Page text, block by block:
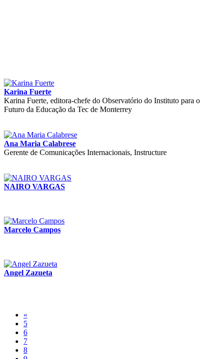
Karina Fuerte
Karina Fuerte, editora-chefe do Observatório do Instituto para o
Futuro da Educação da Tec de Monterrey
Ana Maria Calabrese
Gerente de Comunicações Internacionais, Instructure
NAIRO VARGAS
Marcelo Campos
Angel Zazueta
«
5
6
7
8